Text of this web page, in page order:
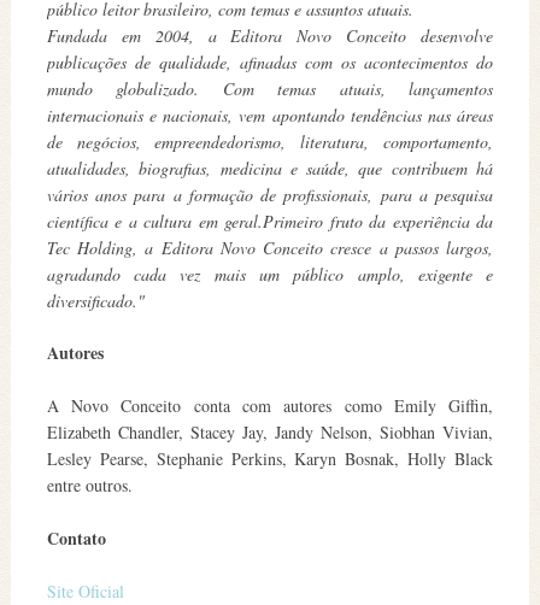
público leitor brasileiro, com temas e assuntos atuais.
Fundada em 2004, a Editora Novo Conceito desenvolve
publicações de qualidade, afinadas com os acontecimentos do
mundo globalizado. Com temas atuais, lançamentos
internacionais e nacionais, vem apontando tendências nas áreas
de negócios, empreendedorismo, literatura, comportamento,
atualidades, biografias, medicina e saúde, que contribuem há
vários anos para a formação de profissionais, para a pesquisa
científica e a cultura em geral.Primeiro fruto da experiência da
Tec Holding, a Editora Novo Conceito cresce a passos largos,
agradando cada vez mais um público amplo, exigente e
diversificado."
Autores
A Novo Conceito conta com autores como Emily Giffin,
Elizabeth Chandler, Stacey Jay, Jandy Nelson, Siobhan Vivian,
Lesley Pearse, Stephanie Perkins, Karyn Bosnak, Holly Black
entre outros.
Contato
Site Oficial